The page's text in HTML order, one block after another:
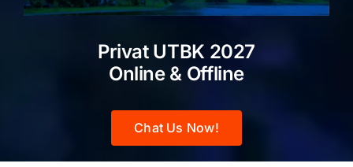
Privat UTBK 2027
Online & Offline
Chat Us Now!